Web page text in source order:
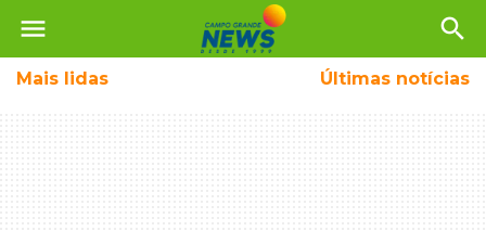
menu search
Mais lidas Últimas notícias